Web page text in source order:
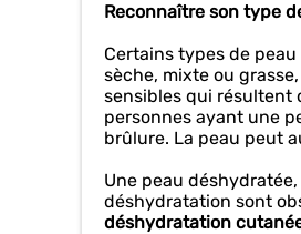
Reconnaître son type
Certains types de
sèche, mixte ou
sensibles qui résultent
personnes ayant une
brûlure. La peau peut
Une peau
déshydratation sont
déshydratation